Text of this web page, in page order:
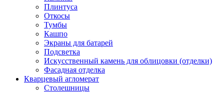
Плинтуса
Откосы
Тумбы
Кашпо
Экраны для батарей
Подсветка
Искусственный камень для облицовки (отделки)
Фасадная отделка
Кварцевый агломерат
Столешницы